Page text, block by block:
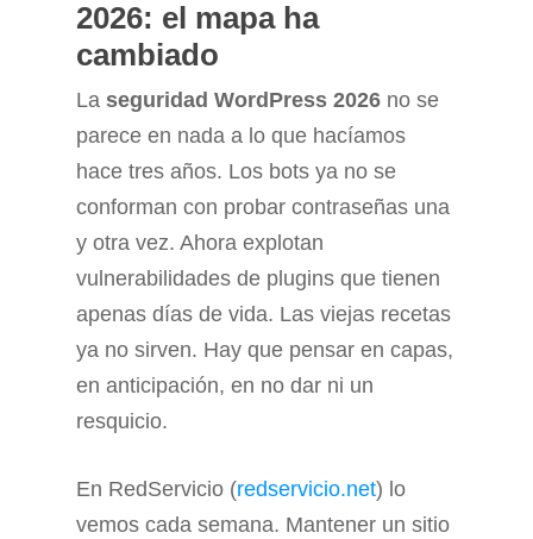
2026: el mapa ha
cambiado
La seguridad WordPress 2026 no se
parece en nada a lo que hacíamos
hace tres años. Los bots ya no se
conforman con probar contraseñas una
y otra vez. Ahora explotan
vulnerabilidades de plugins que tienen
apenas días de vida. Las viejas recetas
ya no sirven. Hay que pensar en capas,
en anticipación, en no dar ni un
resquicio.
En RedServicio (redservicio.net) lo
vemos cada semana. Mantener un sitio